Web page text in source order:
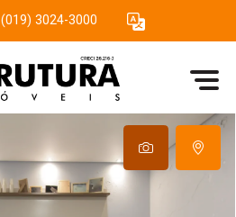
(019) 3024-3000